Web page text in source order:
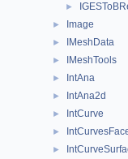
►
► Image
► IMeshData
► IMeshTools
► IntAna
► IntAna2d
► IntCurve
►
►